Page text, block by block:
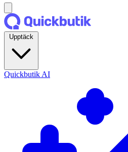
Quickbutik AI